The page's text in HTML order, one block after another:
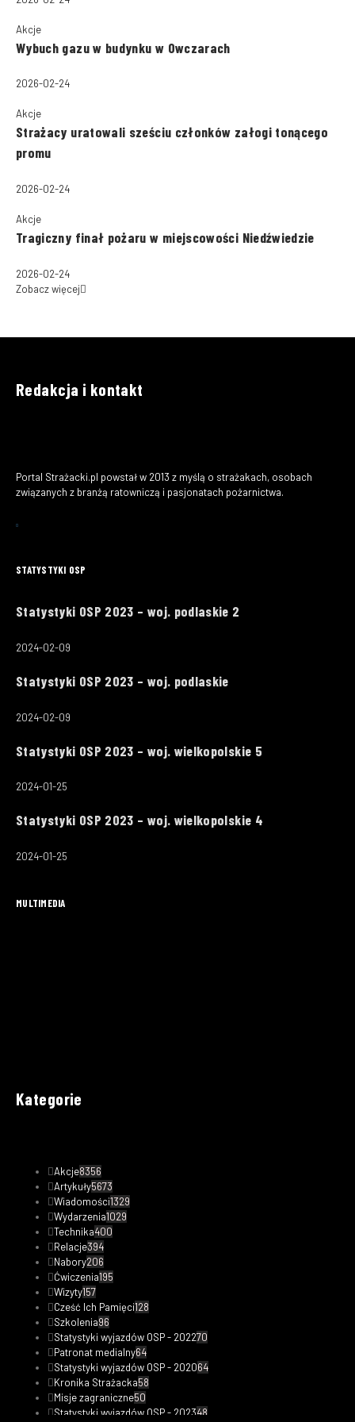
Akcje
Wybuch gazu w budynku w Owczarach
2026-02-24
Akcje
Strażacy uratowali sześciu członków załogi tonącego
promu
2026-02-24
Akcje
Tragiczny finał pożaru w miejscowości Niedźwiedzie
2026-02-24
Zobacz więcej
Redakcja i kontakt
Portal Strażacki.pl powstał w 2013 z myślą o strażakach, osobach
związanych z branżą ratowniczą i pasjonatach pożarnictwa.
STATYSTYKI OSP
Statystyki OSP 2023 – woj. podlaskie 2
2024-02-09
Statystyki OSP 2023 – woj. podlaskie
2024-02-09
Statystyki OSP 2023 – woj. wielkopolskie 5
2024-01-25
Statystyki OSP 2023 – woj. wielkopolskie 4
2024-01-25
MULTIMEDIA
Kategorie
Akcje8356
Artykuły5673
Wiadomości1329
Wydarzenia1029
Technika400
Relacje394
Nabory206
Ćwiczenia195
Wizyty157
Cześć Ich Pamięci128
Szkolenia96
Statystyki wyjazdów OSP - 202270
Patronat medialny64
Statystyki wyjazdów OSP - 202064
Kronika Strażacka58
Misje zagraniczne50
Statystyki wyjazdów OSP - 202348